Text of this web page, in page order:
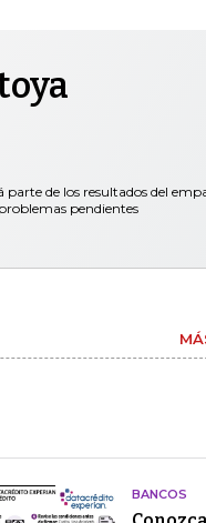
de los resultados del
pendientes
BANCOS